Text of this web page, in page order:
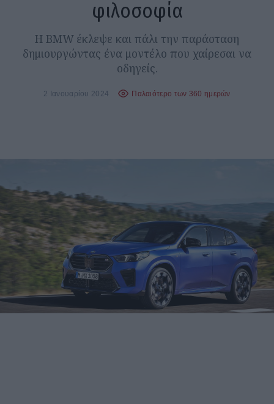
φιλοσοφία
Η BMW έκλεψε και πάλι την παράσταση
δημιουργώντας ένα μοντέλο που χαίρεσαι να
οδηγείς.
2 Ιανουαρίου 2024 Παλαιότερο των 360 ημερών